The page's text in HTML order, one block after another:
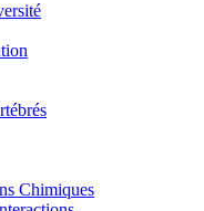
Chimiques